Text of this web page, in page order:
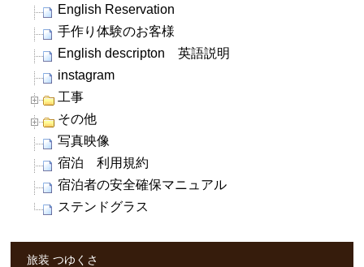
English Reservation
手作り体験のお客様
English descripton 英語説明
instagram
工事
その他
写真映像
宿泊 利用規約
宿泊者の安全確保マニュアル
ステンドグラス
旅装 つゆくさ